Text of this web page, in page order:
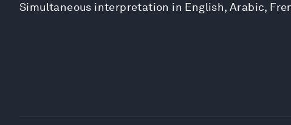
Simultaneous interpretation in English, Arabic,